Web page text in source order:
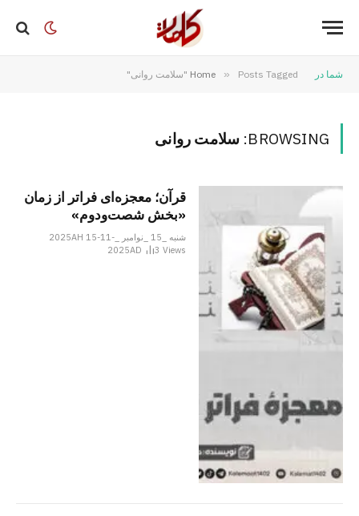
شما در Home » Posts Tagged "سلامت روانی"
BROWSING: سلامت روانی
قرآن؛ معجزه‌ای فراتر از زمان
«بخش شصت‌ودوم»
شنبه _15 _نوامبر _2025AH 15-11-
2025AD
3Views